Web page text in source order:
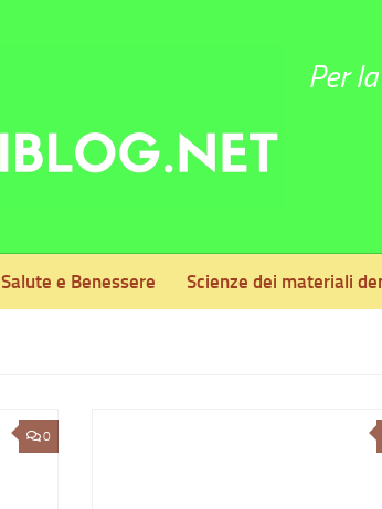
Per
Salute e Benessere Scienze dei materiali
0